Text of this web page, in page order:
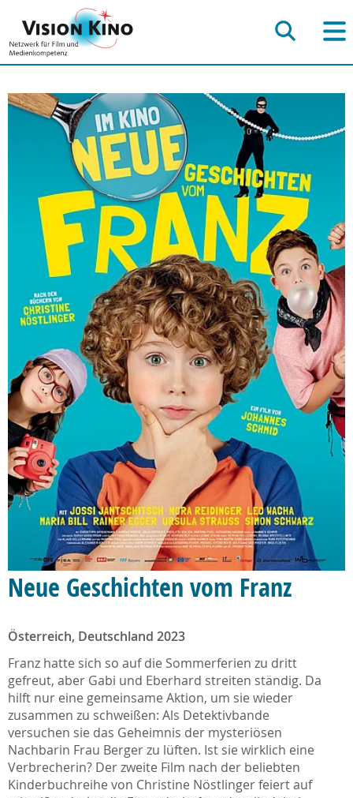
Neue Geschichten vom Franz
Österreich, Deutschland 2023
Franz hatte sich so auf die Sommerferien zu dritt
gefreut, aber Gabi und Eberhard streiten ständig. Da
hilft nur eine gemeinsame Aktion, um sie wieder
zusammen zu schweißen: Als Detektivbande
versuchen sie das Geheimnis der mysteriösen
Nachbarin Frau Berger zu lüften. Ist sie wirklich eine
Verbrecherin? Der zweite Film nach der beliebten
Kinderbuchreihe von Christine Nöstlinger feiert auf